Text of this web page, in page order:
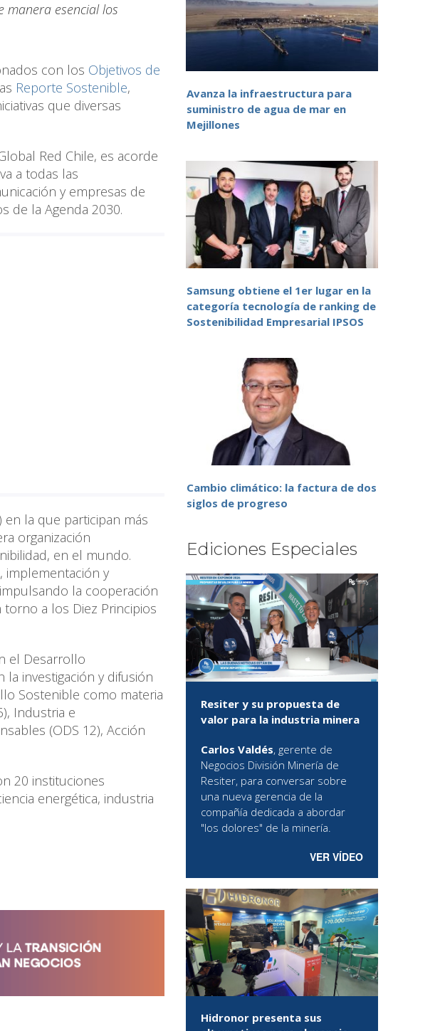
manera esencial los
con los Objetivos de
Reporte Sostenible,
que diversas
Red Chile, es acorde
a todas las
y empresas de
de la Agenda 2030.
en la que participan más
organización
en el mundo.
implementación y
la cooperación
a los Diez Principios
el Desarrollo
investigación y difusión
Sostenible como materia
Industria e
(ODS 12), Acción
20 instituciones
energética, industria
Avanza la infraestructura para
suministro de agua de mar en
Mejillones
Samsung obtiene el 1er lugar en la
categoría tecnología de ranking de
Sostenibilidad Empresarial IPSOS
Cambio climático: la factura de dos
siglos de progreso
Ediciones Especiales
Resiter y su propuesta de
valor para la industria minera
Carlos Valdés, gerente de
Negocios División Minería de
Resiter, para conversar sobre
una nueva gerencia de la
compañía dedicada a abordar
"los dolores" de la minería.
VER VÍDEO
Hidronor presenta sus